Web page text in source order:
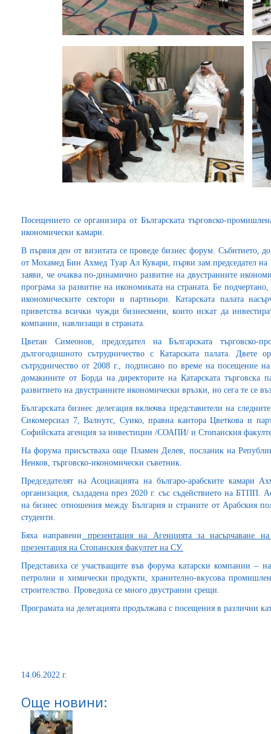
Посещението се организира от Българската търговско-
икономически камари.
В първия ден от визитата се проведе бизнес форум. Събитието,
от Мохамед Бин Ахмед Туар Ал Кувари, първи зам.председател на
заяви, че очаква по-динамично развитие на двустранните
програма за развитие на икономиката на страната. Бе
икономическите сектори и партньори. Катарската палата
приветства всички чужди бизнесмени, които искат да
компании, навлизащи в страната.
Цветан Симеонов, председател на Българската търговско-
дългогодишното сътрудничество с Катарската палата. Двете
сътрудничество от 2008 г., подписано по време на посещение
домакините от Борда на директорите на Катарската търговска
развитието на двустранните икономически връзки, но сега те се
Българската бизнес делегация включва представители на
Сикомерсиал 7, Валнутс, Суико, правна кантора Цветкова и
Софийската агенция за инвестиции /СОАПИ/ и Стопанския
На форума присъстваха още Пламен Делев, посланик на
Ненков, търговско-икономически съветник.
Председателят на Асоциацията на българо-арабските камари
организация, създадена през 2020 г. със съдействието на БТПП.
на бизнес отношения между България и страните от Арабския
студенти.
Бяха направени презентация на Агенцията за насърчаване
презентация на Стопанския факултет на СУ.
Представиха се участващите във форума катарски компании –
петролни и химически продукти, хранително-вкусова
строителство. Проведоха се много двустранни срещи.
Програмата на делегацията продължава с посещения в различни
14.06.2022 г.
Още новини: